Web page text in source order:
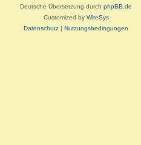
Deutsche Übersetzung durch phpBB.de
Customized by WireSys
Datenschutz | Nutzungsbedingungen